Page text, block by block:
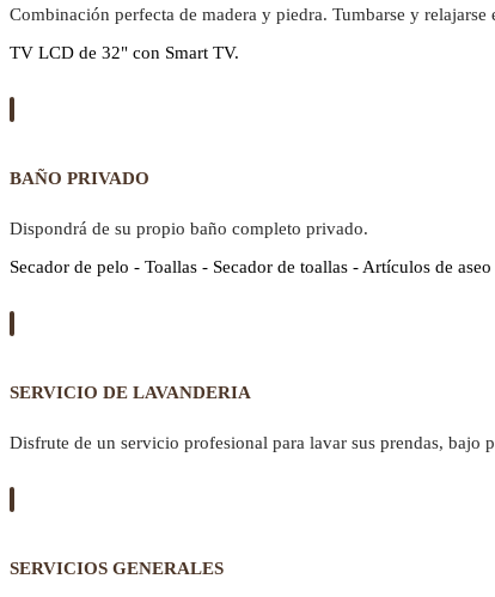
Combinación perfecta de madera y piedra. Tumbarse y
TV LCD de 32" con Smart TV.
BAÑO PRIVADO
Dispondrá de su propio baño completo privado.
Secador de pelo - Toallas - Secador de toallas - Artículos de
SERVICIO DE LAVANDERIA
Disfrute de un servicio profesional para lavar sus prendas, bajo
SERVICIOS GENERALES